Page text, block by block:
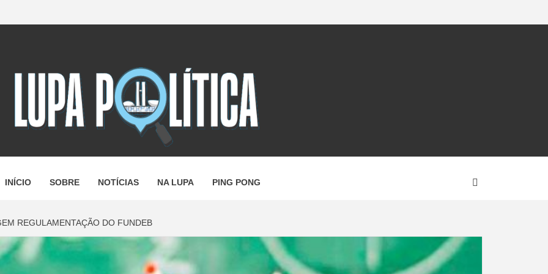
POLÍTICA –
A NOTÍCIA
INÍCIO SOBRE NOTÍCIAS NA LUPA PING PONG
REGULAMENTAÇÃO DO FUNDEB